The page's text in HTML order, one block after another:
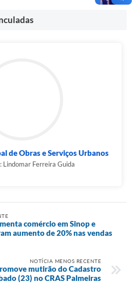
de Obras e Serviços Urbanos
Lindomar Ferreira Guida
comércio em Sinop e
aumento de 20% nas vendas
NOTÍCIA MENOS RECENTE
mutirão do Cadastro
(23) no CRAS Palmeiras